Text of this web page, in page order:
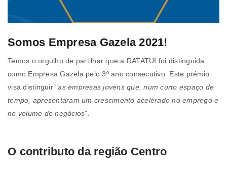
Somos Empresa Gazela 2021!
Temos o orgulho de partilhar que a RATATUI foi distinguida
como Empresa Gazela pelo 3º ano consecutivo. Este prémio
visa distinguir "as empresas jovens que, num curto espaço de
tempo, apresentaram um crescimento acelerado no emprego e
no volume de negócios".
O contributo da região Centro